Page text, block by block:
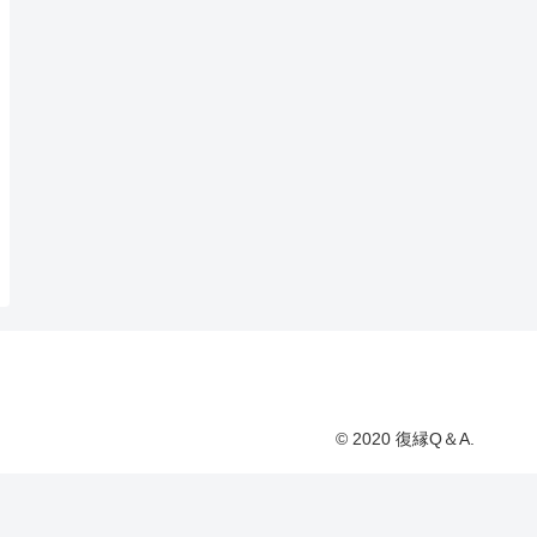
© 2020 復縁Q＆A.